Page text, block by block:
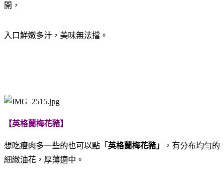
開，
入口鮮嫩多汁，美味無法擋。
【英格蘭梅花豬】
想吃瘦肉多一些的也可以點「 英格蘭梅花豬」 ， 有分布均勻的
細緻油花，厚薄適中。